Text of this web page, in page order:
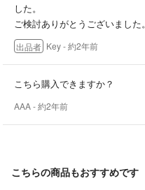
した。
ご検討ありがとうございました。
出品者 Key- 約2年前
こちら購入できますか？
AAA- 約2年前
こちらの商品もおすすめです